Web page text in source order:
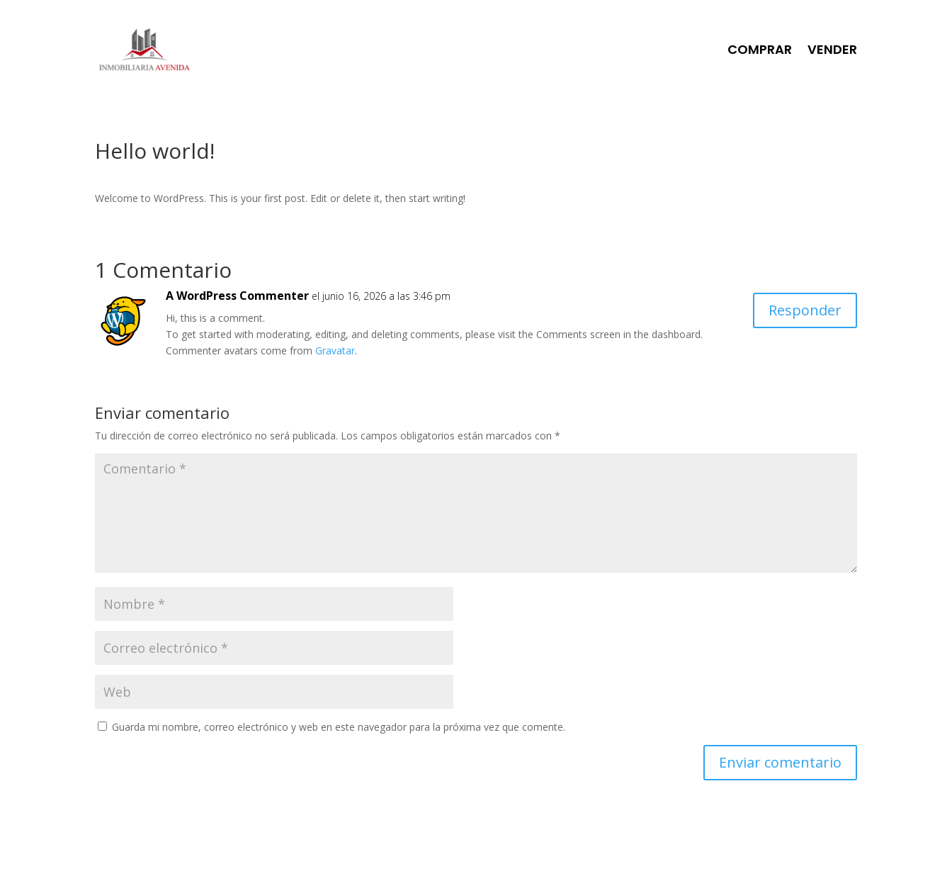
COMPRAR VENDER
Hello world!
Welcome to WordPress. This is your first post. Edit or delete it, then start writing!
1 Comentario
A WordPress Commenter el junio 16, 2026 a las 3:46 pm
Hi, this is a comment.
To get started with moderating, editing, and deleting comments, please visit the Comments screen in the dashboard.
Commenter avatars come fromGravatar.
Responder
Enviar comentario
Tu dirección de correo electrónico no será publicada. Los campos obligatorios están marcados con*
Guarda mi nombre, correo electrónico y web en este navegador para la próxima vez que comente.